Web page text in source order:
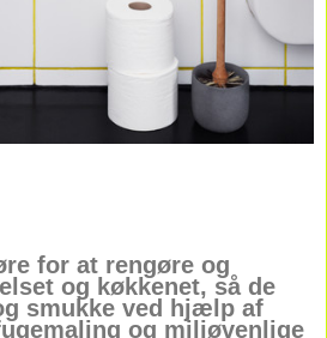
for at rengøre og
og køkkenet, så de
smukke ved hjælp af
og miljøvenlige